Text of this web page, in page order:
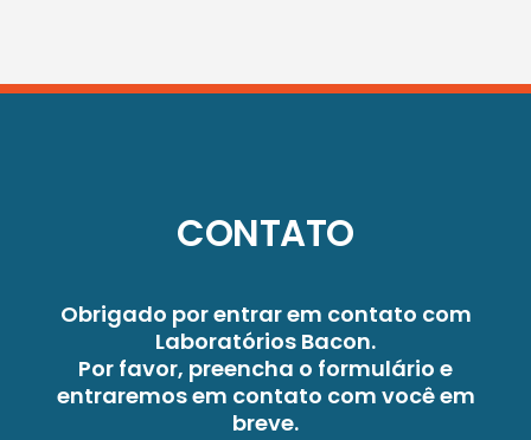
CONTATO
Obrigado por entrar em contato com
Laboratórios Bacon.
Por favor, preencha o formulário e
entraremos em contato com você em
breve.